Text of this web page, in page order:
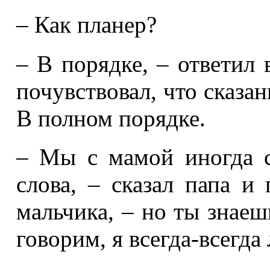
– Как планер?
– В порядке, – ответил
почувствовал, что
В полном порядке.
– Мы с мамой иногда
слова, – сказал папа
мальчика, – но ты
говорим, я всегда-